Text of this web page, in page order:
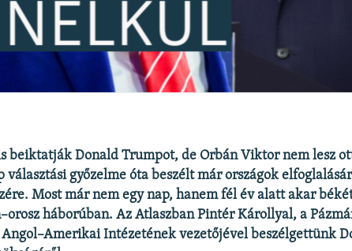
beiktatják Donald Trumpot, de Orbán Viktor nem lesz
választási győzelme óta beszélt már országok
Most már nem egy nap, hanem fél év alatt akar
háborúban. Az Atlaszban Pintér Károllyal, a
Intézetének vezetőjével beszélgettünk